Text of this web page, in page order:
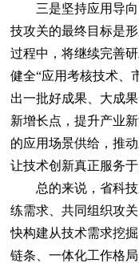
三是坚持应用导向
技攻关的最终目标是
过程中，将继续完善
健全“应用考核技术、
出一批好成果、大成
新增长点，提升产业
的应用场景供给，推
让技术创新真正服务
总的来说，省科技
练需求、共同组织攻
快构建从技术需求挖
链条、一体化工作格